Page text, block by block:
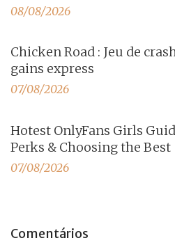
08/08/2026
Chicken Road : Jeu de
gains express
07/08/2026
Hotest OnlyFans Girls
Perks & Choosing the Best
07/08/2026
Comentários